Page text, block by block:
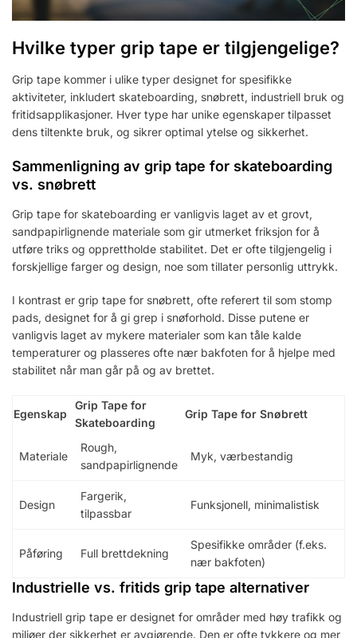
Hvilke typer grip tape er tilgjengelige?
Grip tape kommer i ulike typer designet for spesifikke
aktiviteter, inkludert skateboarding, snøbrett, industriell bruk og
fritidsapplikasjoner. Hver type har unike egenskaper tilpasset
dens tiltenkte bruk, og sikrer optimal ytelse og sikkerhet.
Sammenligning av grip tape for skateboarding
vs. snøbrett
Grip tape for skateboarding er vanligvis laget av et grovt,
sandpapirlignende materiale som gir utmerket friksjon for å
utføre triks og opprettholde stabilitet. Det er ofte tilgjengelig i
forskjellige farger og design, noe som tillater personlig uttrykk.
I kontrast er grip tape for snøbrett, ofte referert til som stomp
pads, designet for å gi grep i snøforhold. Disse putene er
vanligvis laget av mykere materialer som kan tåle kalde
temperaturer og plasseres ofte nær bakfoten for å hjelpe med
stabilitet når man går på og av brettet.
Egenskap
Grip Tape for
Skateboarding
Grip Tape for Snøbrett
Materiale
Rough,
sandpapirlignende
Myk, værbestandig
Design
Fargerik,
tilpassbar
Funksjonell, minimalistisk
Påføring Full brettdekning
Spesifikke områder (f.eks.
nær bakfoten)
Industrielle vs. fritids grip tape alternativer
Industriell grip tape er designet for områder med høy trafikk og
miljøer der sikkerhet er avgjørende. Den er ofte tykkere og mer